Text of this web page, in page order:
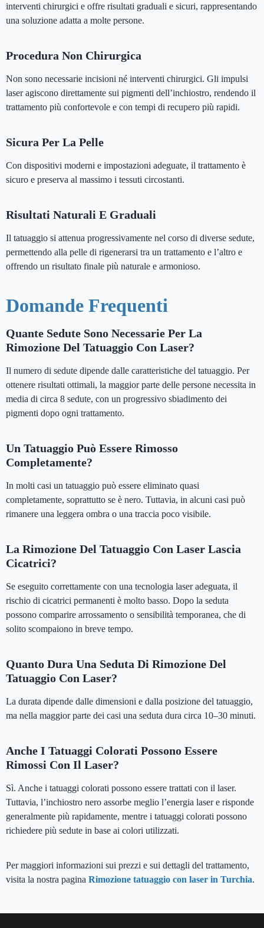
interventi chirurgici e offre risultati graduali e sicuri, rappresentando
una soluzione adatta a molte persone.
Procedura Non Chirurgica
Non sono necessarie incisioni né interventi chirurgici. Gli impulsi
laser agiscono direttamente sui pigmenti dell’inchiostro, rendendo il
trattamento più confortevole e con tempi di recupero più rapidi.
Sicura Per La Pelle
Con dispositivi moderni e impostazioni adeguate, il trattamento è
sicuro e preserva al massimo i tessuti circostanti.
Risultati Naturali E Graduali
Il tatuaggio si attenua progressivamente nel corso di diverse sedute,
permettendo alla pelle di rigenerarsi tra un trattamento e l’altro e
offrendo un risultato finale più naturale e armonioso.
Domande Frequenti
Quante Sedute Sono Necessarie Per La
Rimozione Del Tatuaggio Con Laser?
Il numero di sedute dipende dalle caratteristiche del tatuaggio. Per
ottenere risultati ottimali, la maggior parte delle persone necessita in
media di circa 8 sedute, con un progressivo sbiadimento dei
pigmenti dopo ogni trattamento.
Un Tatuaggio Può Essere Rimosso
Completamente?
In molti casi un tatuaggio può essere eliminato quasi
completamente, soprattutto se è nero. Tuttavia, in alcuni casi può
rimanere una leggera ombra o una traccia poco visibile.
La Rimozione Del Tatuaggio Con Laser Lascia
Cicatrici?
Se eseguito correttamente con una tecnologia laser adeguata, il
rischio di cicatrici permanenti è molto basso. Dopo la seduta
possono comparire arrossamento o sensibilità temporanea, che di
solito scompaiono in breve tempo.
Quanto Dura Una Seduta Di Rimozione Del
Tatuaggio Con Laser?
La durata dipende dalle dimensioni e dalla posizione del tatuaggio,
ma nella maggior parte dei casi una seduta dura circa 10–30 minuti.
Anche I Tatuaggi Colorati Possono Essere
Rimossi Con Il Laser?
Sì. Anche i tatuaggi colorati possono essere trattati con il laser.
Tuttavia, l’inchiostro nero assorbe meglio l’energia laser e risponde
generalmente più rapidamente, mentre i tatuaggi colorati possono
richiedere più sedute in base ai colori utilizzati.
Per maggiori informazioni sui prezzi e sui dettagli del trattamento,
visita la nostra pagina Rimozione tatuaggio con laser in Turchia.